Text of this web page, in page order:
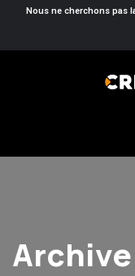
Nous ne cherchons pas